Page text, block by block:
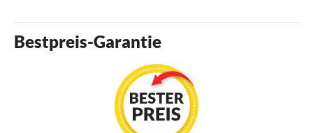
Bestpreis-Garantie